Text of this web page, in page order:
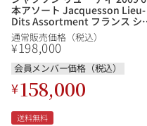
本アソート Jacquesson Lieu-
Dits Assortment フランス シャ
ンパン シャンパーニュ
通常販売価格（税込）
¥198,000
会員メンバー価格（税込）
¥158,000
送料無料